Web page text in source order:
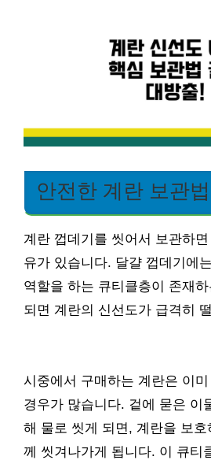
안전한 계란 보관
계란 껍데기를 씻어서 보관하
유가 있습니다. 달걀 껍데기에
역할을 하는 큐티클층이 존재
되면 계란의 신선도가 급격히
시중에서 구매하는 계란은 이
경우가 많습니다. 겉에 묻은 이
해 물로 씻게 되면, 계란을 보
께 씻겨나가게 됩니다. 이 큐티